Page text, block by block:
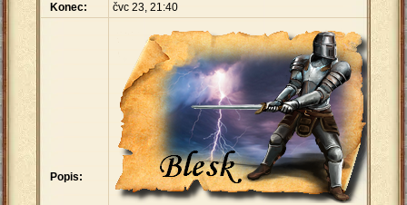
Konec:
čvc 23, 21:40
Popis: